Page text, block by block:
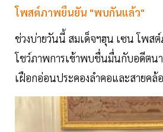
โพสต์ภาพยืนยัน "พบกันแล้ว"
ช่วงบ่ายวันนี้ สมเด็จฯฮุน เซน โพส
โชว์ภาพการเข้าพบชื่นมื่นกับอดีตน
เฝือกอ่อนประคองลำคอและสายคล้